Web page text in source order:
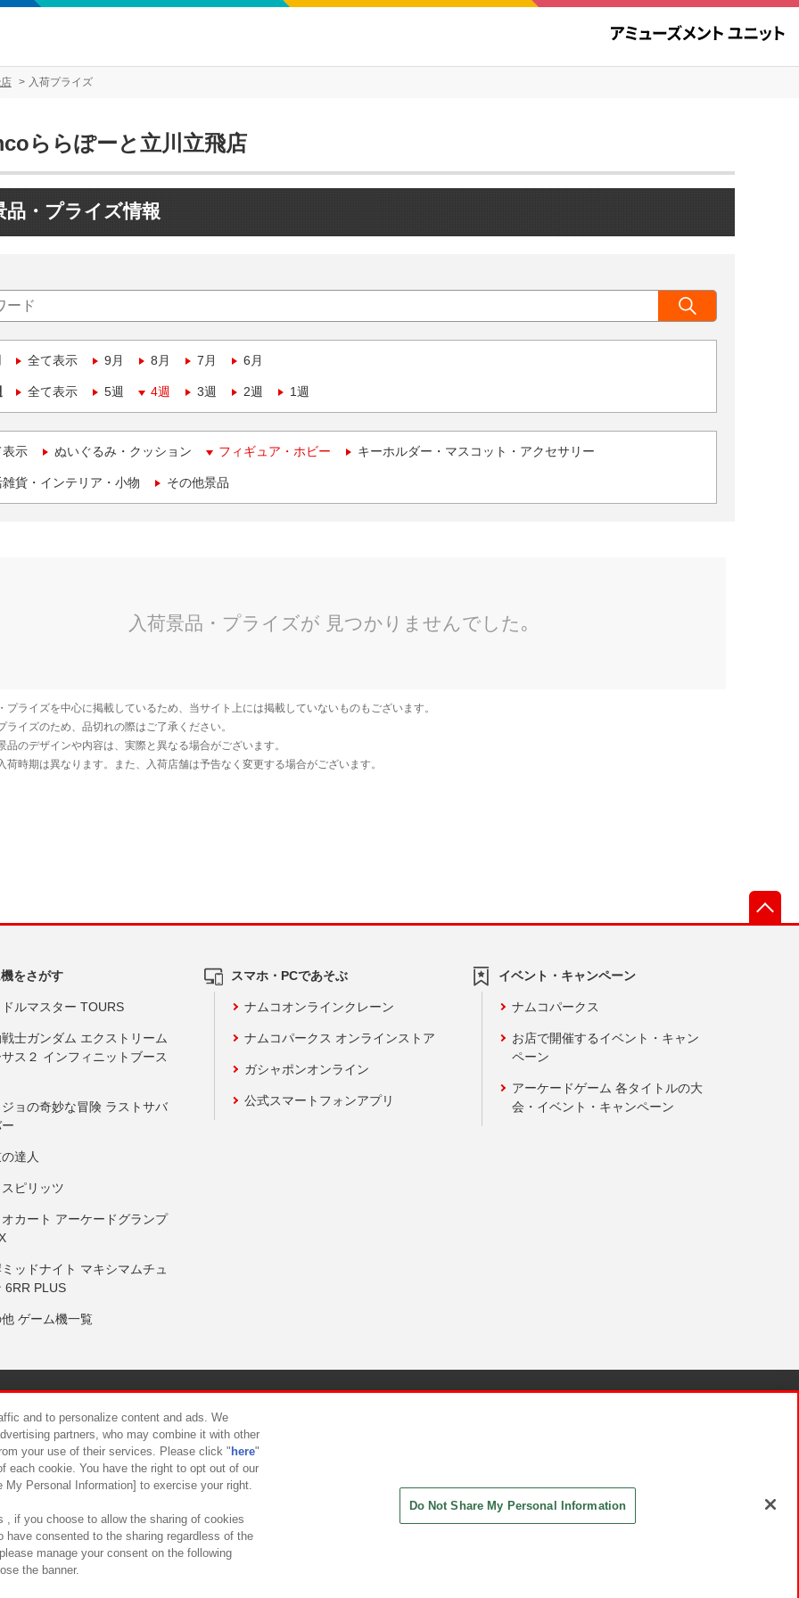
入荷プライズ
ららぽーと立川立飛店
品・プライズ情報
全て表示 9月 8月 7月 6月
全て表示 5週 4週 3週 2週 1週
表示 ぬいぐるみ・クッション フィギュア・ホビー キーホルダー・マスコット・アクセサリー
貨・インテリア・小物 その他景品
をさがす
ルマスター TOURS
士ガンダム エクストリーム
ス２ インフィニットブース
ョの奇妙な冒険 ラストサバ
達人
ピリッツ
カート アーケードグランプ
ッドナイト マキシマムチュ
6RR PLUS
ゲーム機一覧
スマホ・PCであそぶ
ナムコオンラインクレーン
ナムコパークス オンラインストア
ガシャポンオンライン
公式スマートフォンアプリ
イベント・キャンペーン
ナムコパークス
お店で開催するイベント・キャン
ペーン
アーケードゲーム 各タイトルの大
会・イベント・キャンペーン
について カスタマーハラスメント対応方針
and to personalize content and ads. We
partners, who may combine it with other
your use of their services. Please click " here"
each cookie. You have the right to opt out of our
Personal Information] to exercise your right.
, if you choose to allow the sharing of cookies
have consented to the sharing regardless of the
manage your consent on the following
the banner.
Do Not Share My Personal Information